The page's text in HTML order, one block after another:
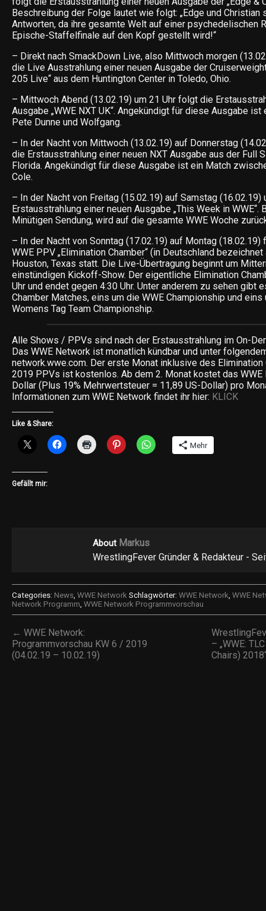
Beschreibung der Folge lautet wie folgt: „Edge und Christian
Antworten, da ihre gesamte Welt auf einer psychedelischen
Epische-Staffelfinale auf den Kopf gestellt wird!“
– Direkt nach SmackDown Live, also Mittwoch morgen
die Live Ausstrahlung einer neuen Ausgabe der
205 Live“ aus dem Huntington Center in Toledo, Ohio.
– Mittwoch Abend (13.02.19) um 21 Uhr folgt die
Ausgabe „WWE NXT UK“. Angekündigt für diese Ausgabe
Pete Dunne und Wolfgang.
– In der Nacht von Mittwoch (13.02.19) auf Donnerstag
die Erstausstrahlung einer neuen NXT Ausgabe aus der Full
Florida. Angekündigt für diese Ausgabe ist ein Match
Cole.
– In der Nacht von Freitag (15.02.19) auf Samstag (16.02.19)
Erstausstrahlung einer neuen Ausgabe „This Week in WWE“.
Minütigen Sendung, wird auf die gesamte WWE Woche
– In der Nacht von Sonntag (17.02.19) auf Montag (18.02.19)
WWE PPV „Elimination Chamber“ (in Deutschland bezeichnet
Houston, Texas statt. Die Live-Übertragung beginnt um
einstündigen Kickoff-Show. Der eigentliche Elimination
Uhr und endet gegen 4:30 Uhr. Unter anderem zu sehen gibt
Chamber Matches, eins um die WWE Championship und eins
Womens Tag Team Championship.
Alle Shows / PPVs sind nach der Erstausstrahlung im On-
Das WWE Network ist monatlich kündbar und unter
network.wwe.com. Der erste Monat inklusive des
2019 PPVs ist kostenlos. Ab dem 2. Monat kostet das WWE
Dollar (Plus 19% Mehrwertsteuer = 11,89 US-Dollar) pro
Informationen zum WWE Network findet ihr hier: KLICK
Like & Share:
Mehr
Gefällt mir:
About Markus
WrestlingFever Gründer & Redakteur -
Categories: News, WWE Network Schlagwörter: WWE Network, WWE
Network Programm, WWE Network Programmvorschau
← WWE Network:
Programmvorschau KW 6 / 2019
(04.02.19 – 10.02.19)
– „WWE:
Chairs)